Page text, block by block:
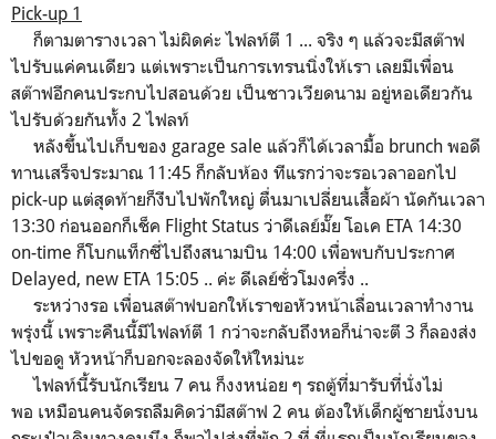
Pick-up 1
ก็ตามตารางเวลา ไม่ผิดค่ะ ไฟลท์ตี 1 ... จริง ๆ แล้วจะมีสต๊าฟ
ไปรับแค่คนเดียว แต่เพราะเป็นการเทรนนิ่งให้เรา เลยมีเพื่อน
สต๊าฟอีกคนประกบไปสอนด้วย เป็นชาวเวียดนาม อยู่หอเดียวกัน
ไปรับด้วยกันทั้ง 2 ไฟลท์
หลังขึ้นไปเก็บของ garage sale แล้วก็ได้เวลามื้อ brunch พอดี
ทานเสร็จประมาณ 11:45 ก็กลับห้อง ทีแรกว่าจะรอเวลาออกไป
pick-up แต่สุดท้ายก็งีบไปพักใหญ่ ตื่นมาเปลี่ยนเสื้อผ้า นัดกันเวลา
13:30 ก่อนออกก็เช็ค Flight Status ว่าดีเลย์มั๊ย โอเค ETA 14:30
on-time ก็โบกแท็กซี่ไปถึงสนามบิน 14:00 เพื่อพบกับประกาศ
Delayed, new ETA 15:05 .. ค่ะ ดีเลย์ชั่วโมงครึ่ง ..
ระหว่างรอ เพื่อนสต๊าฟบอกให้เราขอหัวหน้าเลื่อนเวลาทำงาน
พรุ่งนี้ เพราะคืนนี้มีไฟลท์ตี 1 กว่าจะกลับถึงหอก็น่าจะตี 3 ก็ลองส่ง
ไปขอดู หัวหน้าก็บอกจะลองจัดให้ใหม่นะ
ไฟลท์นี้รับนักเรียน 7 คน ก็งงหน่อย ๆ รถตู้ที่มารับที่นั่งไม่
พอ เหมือนคนจัดรถลืมคิดว่ามีสต๊าฟ 2 คน ต้องให้เด็กผู้ชายนั่งบน